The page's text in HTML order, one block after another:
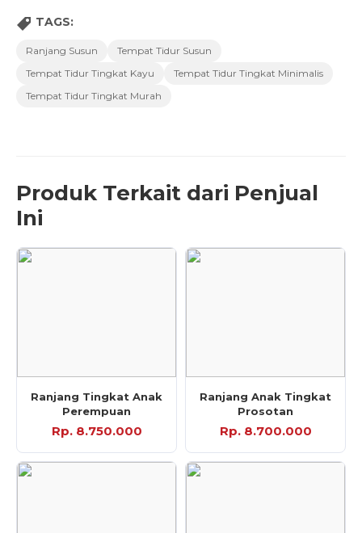
TAGS:
Ranjang Susun
Tempat Tidur Susun
Tempat Tidur Tingkat Kayu
Tempat Tidur Tingkat Minimalis
Tempat Tidur Tingkat Murah
Produk Terkait dari Penjual
Ini
Ranjang Tingkat Anak
Perempuan
Rp. 8.750.000
Ranjang Anak Tingkat
Prosotan
Rp. 8.700.000